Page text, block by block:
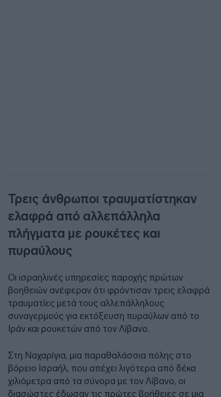
Τρεις άνθρωποι τραυματίστηκαν
ελαφρά από αλλεπάλληλα
πλήγματα με ρουκέτες και
πυραύλους
Οι ισραηλινές υπηρεσίες παροχής πρώτων
βοηθειών ανέφεραν ότι φρόντισαν τρεις ελαφρά
τραυματίες μετά τους αλλεπάλληλους
συναγερμούς για εκτόξευση πυραύλων από το
Ιράν και ρουκετών από τον Λίβανο.
Στη Ναχαρίγια, μια παραθαλάσσια πόλης στο
βόρειο Ισραήλ, που απέχει λιγότερα από δέκα
χιλιόμετρα από τα σύνορα με τον Λίβανο, οι
διασώστες έδωσαν τις πρώτες βοήθειες σε μια